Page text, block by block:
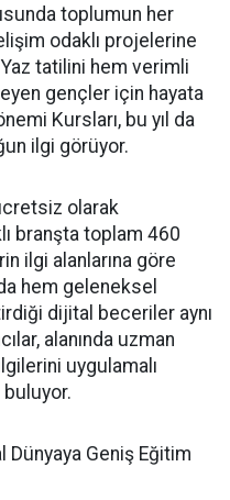
toplumun her
odaklı projelerine
tatilini hem verimli
gençler için hayata
Kursları, bu yıl da
ilgi görüyor.
olarak
branşta toplam 460
ilgi alanlarına göre
hem geleneksel
dijital beceriler aynı
alanında uzman
uygulamalı
Geniş Eğitim